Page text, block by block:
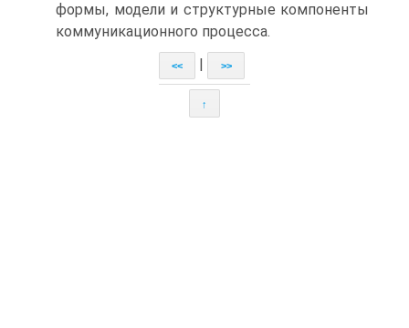
формы, модели и структурные компоненты
коммуникационного процесса.
<< >>
↑